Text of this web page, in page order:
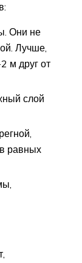
Они не
Лучше,
м друг от
слой
равных